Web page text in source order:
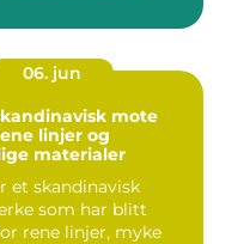
06. jun
linjer og
materialer
et skandinavisk
som har blitt
rene linjer, myke